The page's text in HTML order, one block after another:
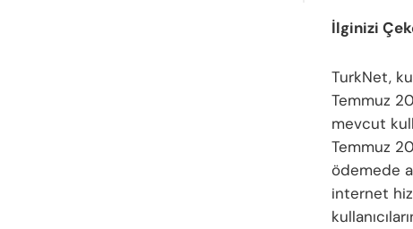
İlginizi
TurkNet,
Temmuz
mevcut
Temmuz
ödemede
internet